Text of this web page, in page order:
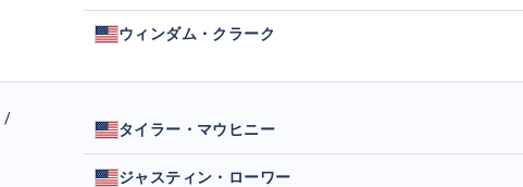
ウィンダム・クラーク
/
タイラー・マウヒニー
ジャスティン・ローワー